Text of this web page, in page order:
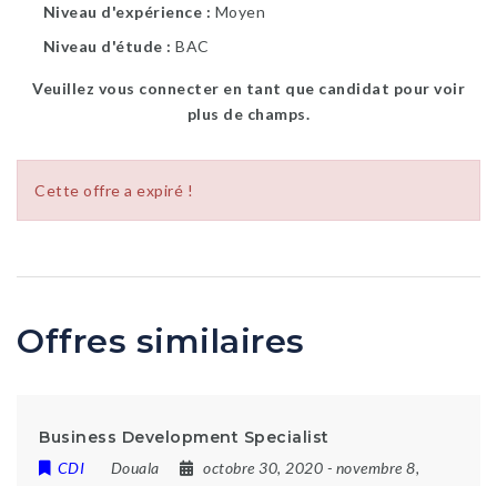
Niveau d'expérience
Moyen
Niveau d'étude
BAC
Veuillez vous connecter en tant que candidat pour voir
plus de champs.
Cette offre a expiré !
Offres similaires
Business Development Specialist
CDI Douala octobre 30, 2020 - novembre 8,